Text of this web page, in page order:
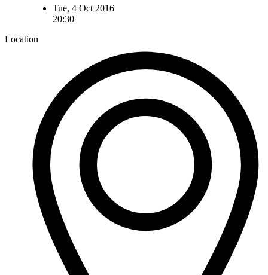
Tue, 4 Oct 2016
20:30
Location